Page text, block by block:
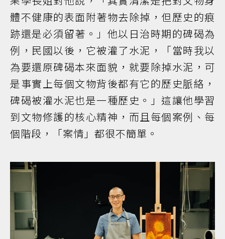
體不健康的表面附著物去除掉，但歷史的痕
跡還是必須留著。」他以日治時期的碑碣為
例，民國以後，它被灌了水泥，「當時我以
為要還原碑碣本來面貌，就要除掉水泥，可
是事實上每個文物背後都有它的歷史脈絡，
碑碣被灌水泥也是一種歷史。」這讓他學習
到文物修護的核心精神，而且每個案例、每
個階段，「案情」都很不簡單。